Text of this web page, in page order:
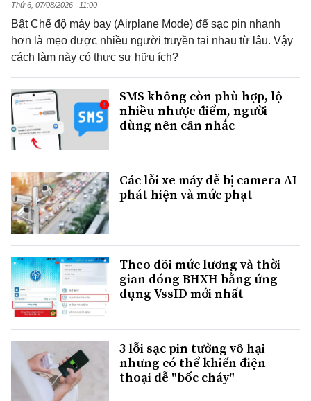
Thứ 6, 07/08/2026 | 11:00
Bật Chế độ máy bay (Airplane Mode) để sạc pin nhanh
hơn là mẹo được nhiều người truyền tai nhau từ lâu. Vậy
cách làm này có thực sự hữu ích?
SMS không còn phù hợp, lộ
nhiều nhược điểm, người
dùng nên cân nhắc
Các lỗi xe máy dễ bị camera AI
phát hiện và mức phạt
Theo dõi mức lương và thời
gian đóng BHXH bằng ứng
dụng VssID mới nhất
3 lỗi sạc pin tưởng vô hại
nhưng có thể khiến điện
thoại dễ "bốc cháy"